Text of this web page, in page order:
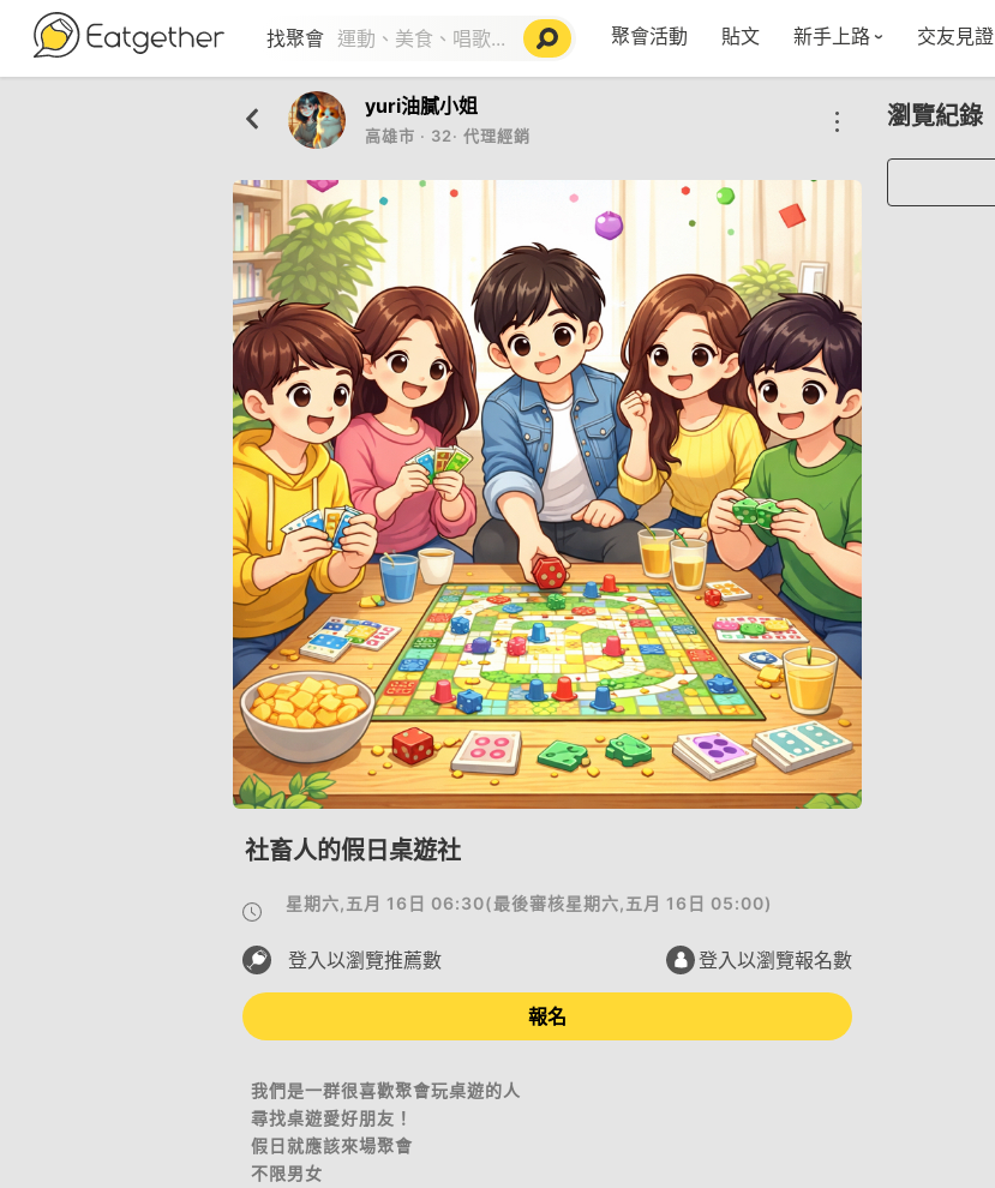
找聚會 聚會活動 貼文 新手上路
五大功能
VIP獨享
使用者指南
如何報名/舉辦聚會
聚會主題推薦
交友見證
yuri油膩小姐
高雄市 ‧ 32‧ 代理經銷
社畜人的假日桌遊社
星期六,五月 16日 06:30(最後審核星期六,五月 16日 05:00)
登入以瀏覽推薦數 登入以瀏覽報名數
報名
我們是一群很喜歡聚會玩桌遊的人
尋找桌遊愛好朋友！
假日就應該來場聚會
不限男女
瀏覽紀錄